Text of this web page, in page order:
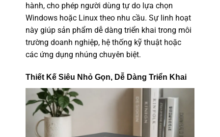
hành, cho phép người dùng tự do lựa chọn
Windows hoặc Linux theo nhu cầu. Sự linh hoạt
này giúp sản phẩm dễ dàng triển khai trong môi
trường doanh nghiệp, hệ thống kỹ thuật hoặc
các ứng dụng nhúng chuyên biệt.
Thiết Kế Siêu Nhỏ Gọn, Dễ Dàng Triển Khai